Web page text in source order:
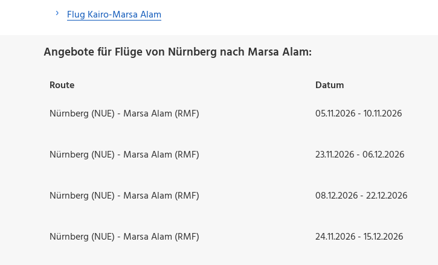
Flug Kairo-Marsa Alam
Angebote für Flüge von Nürnberg nach Marsa Alam:
Route Datum
Nürnberg (NUE) - Marsa Alam (RMF)
05.11.2026 - 10.11.2026
Nürnberg (NUE) - Marsa Alam (RMF) 23.11.2026 - 06.12.2026
Nürnberg (NUE) - Marsa Alam (RMF) 08.12.2026 - 22.12.2026
Nürnberg (NUE) - Marsa Alam (RMF) 24.11.2026 - 15.12.2026